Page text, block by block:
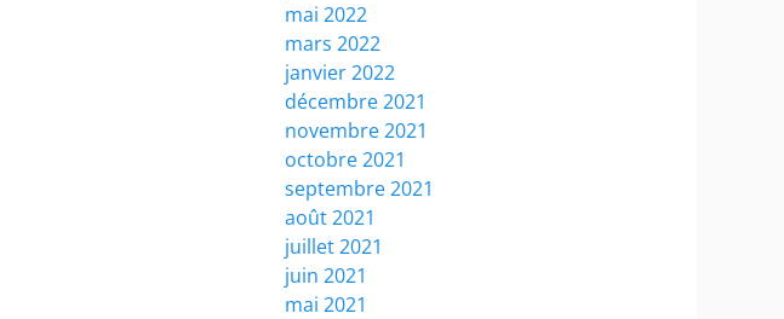
mai 2022
mars 2022
janvier 2022
décembre 2021
novembre 2021
octobre 2021
septembre 2021
août 2021
juillet 2021
juin 2021
mai 2021